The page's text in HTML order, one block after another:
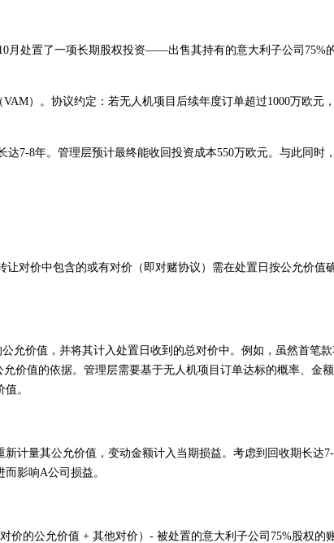
月处置了一项长期股权投资——出售其持有的意大利子公司75%
）。协议约定：若无人机项目后续年度订单超过1000万欧元
7-8年。管理层预计最终能收回投资成本550万欧元。与此同时
让对价中包含的或有对价（即对赌协议）需在处置日按公允价值
允价值，并将其计入处置日收到的总对价中。例如，虽然首笔
价值的依据。管理层需要基于无人机项目订单达标的概率、金
。
计量其公允价值，变动金额计入当期损益。考虑到回收期长达
影响A公司损益。
价的公允价值 + 其他对价）- 被处置的意大利子公司75%股权的